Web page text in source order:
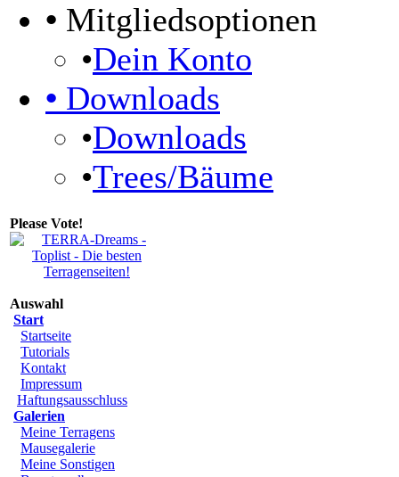
• Mitgliedsoptionen
•Dein Konto
• Downloads
•Downloads
•Trees/Bäume
Please Vote!
Auswahl
Start
Startseite
Tutorials
Kontakt
Impressum
Haftungsausschluss
Galerien
Meine Terragens
Mausegalerie
Meine Sonstigen